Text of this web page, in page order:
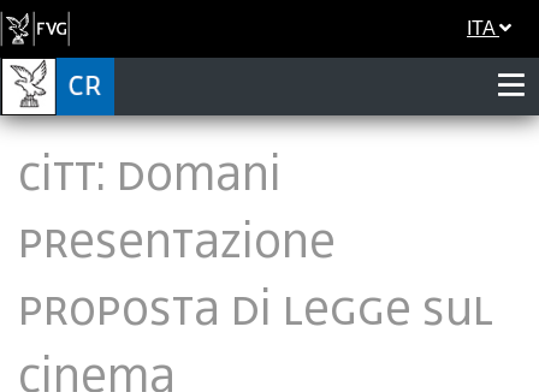
ITA
Citt: domani
presentazione
proposta di legge sul
cinema